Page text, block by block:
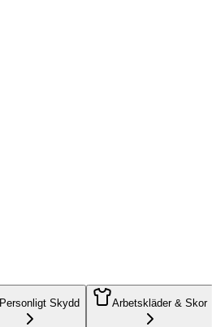
Personligt Skydd Arbetskläder & Skor